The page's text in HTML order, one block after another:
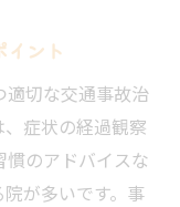
の見分け方
が選ばれる理
イント
適切な交通事故治
症状の経過観察
のアドバイスな
が多いです。事